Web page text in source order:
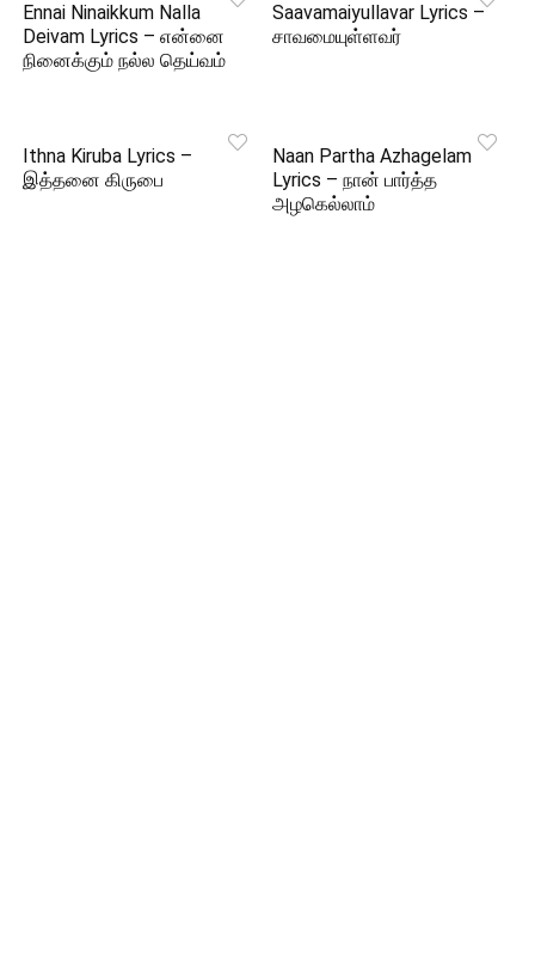
Ennai Ninaikkum Nalla
Deivam Lyrics – என்னை
நினைக்கும் நல்ல தெய்வம்
Saavamaiyullavar Lyrics –
சாவமையுள்ளவர்
Ithna Kiruba Lyrics –
இத்தனை கிருபை
Naan Partha Azhagelam
Lyrics – நான் பார்த்த
அழகெல்லாம்